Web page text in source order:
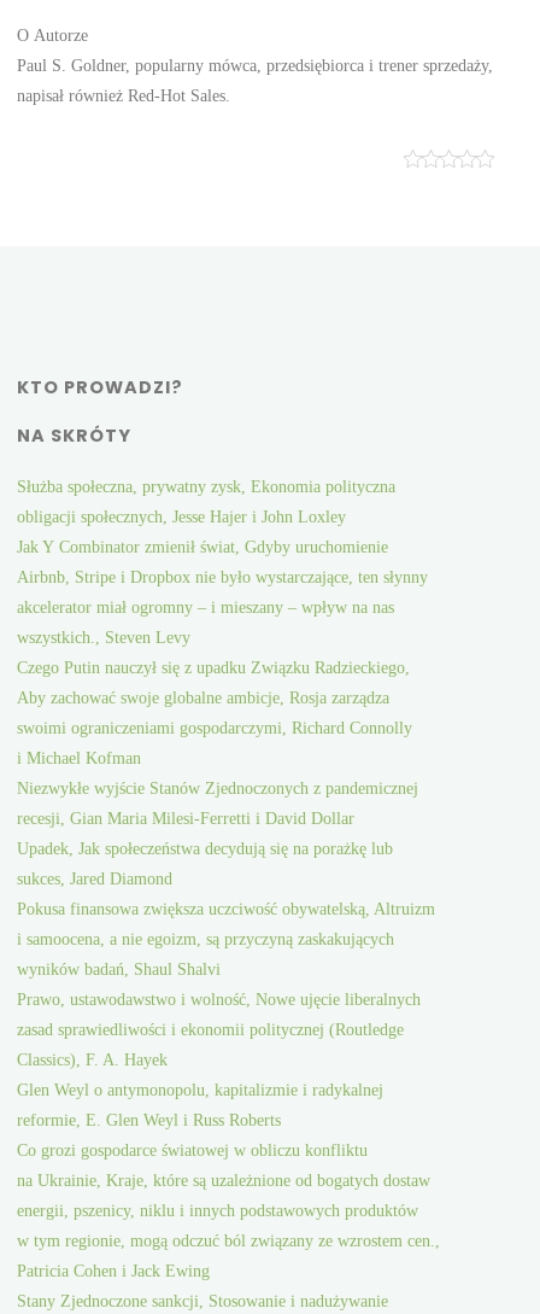
O Autorze
Paul S. Goldner, popularny mówca, przedsiębiorca i trener sprzedaży,
napisał również Red-Hot Sales.
KTO PROWADZI?
NA SKRÓTY
Służba społeczna, prywatny zysk, Ekonomia polityczna
obligacji społecznych, Jesse Hajer i John Loxley
Jak Y Combinator zmienił świat, Gdyby uruchomienie
Airbnb, Stripe i Dropbox nie było wystarczające, ten słynny
akcelerator miał ogromny – i mieszany – wpływ na nas
wszystkich., Steven Levy
Czego Putin nauczył się z upadku Związku Radzieckiego,
Aby zachować swoje globalne ambicje, Rosja zarządza
swoimi ograniczeniami gospodarczymi, Richard Connolly
i Michael Kofman
Niezwykłe wyjście Stanów Zjednoczonych z pandemicznej
recesji, Gian Maria Milesi-Ferretti i David Dollar
Upadek, Jak społeczeństwa decydują się na porażkę lub
sukces, Jared Diamond
Pokusa finansowa zwiększa uczciwość obywatelską, Altruizm
i samoocena, a nie egoizm, są przyczyną zaskakujących
wyników badań, Shaul Shalvi
Prawo, ustawodawstwo i wolność, Nowe ujęcie liberalnych
zasad sprawiedliwości i ekonomii politycznej (Routledge
Classics), F. A. Hayek
Glen Weyl o antymonopolu, kapitalizmie i radykalnej
reformie, E. Glen Weyl i Russ Roberts
Co grozi gospodarce światowej w obliczu konfliktu
na Ukrainie, Kraje, które są uzależnione od bogatych dostaw
energii, pszenicy, niklu i innych podstawowych produktów
w tym regionie, mogą odczuć ból związany ze wzrostem cen.,
Patricia Cohen i Jack Ewing
Stany Zjednoczone sankcji, Stosowanie i nadużywanie